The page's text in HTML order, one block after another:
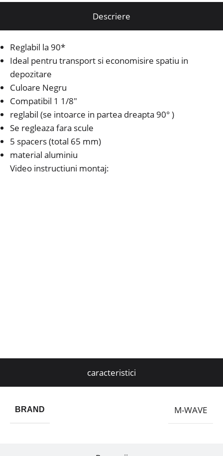
Descriere
Reglabil la 90*
Ideal pentru transport si economisire spatiu in
depozitare
Culoare Negru
Compatibil 1 1/8″
reglabil (se intoarce in partea dreapta 90° )
Se regleaza fara scule
5 spacers (total 65 mm)
material aluminiu
Video instructiuni montaj:
caracteristici
BRAND M-WAVE